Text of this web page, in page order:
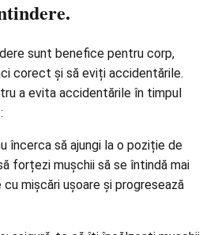
sunt benefice pentru corp,
corect și să eviți accidentările.
a evita accidentările în timpul
încerca să ajungi la o poziție de
forțezi mușchii să se întindă mai
mișcări ușoare și progresează